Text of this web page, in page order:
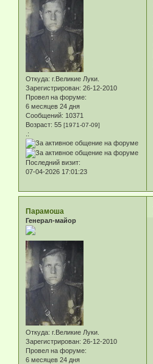
Откуда: г.Великие Луки.
Зарегистрирован: 26-12-2010
Провел на форуме:
6 месяцев 24 дня
Сообщений: 10371
Возраст: 55 [1971-07-09]
.:
Последний визит:
07-04-2026 17:01:23
Парамоша
Генерал-майор
Откуда: г.Великие Луки.
Зарегистрирован: 26-12-2010
Провел на форуме:
6 месяцев 24 дня